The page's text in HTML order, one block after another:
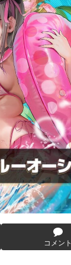
コメント